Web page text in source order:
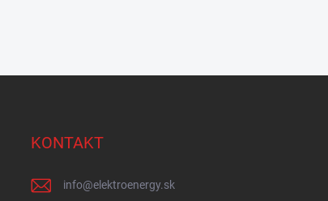
KONTAKT
info@elektroenergy.sk